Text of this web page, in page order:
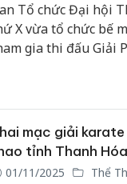
Tổ chức Đại hội
X vừa tổ chức bế
gia thi đấu Giải
mạc giải
tỉnh Thanh Hóa
01/11/2025 Thể